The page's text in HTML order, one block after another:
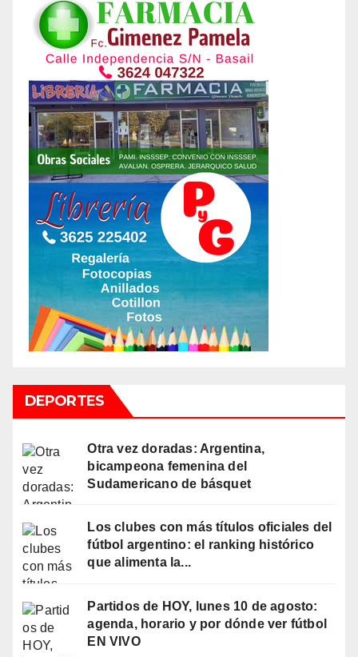
DEPORTES
Otra vez doradas: Argentina,
bicampeona femenina del
Sudamericano de básquet
Los clubes con más títulos oficiales del
fútbol argentino: el ranking histórico
que alimenta la...
Partidos de HOY, lunes 10 de agosto:
agenda, horario y por dónde ver fútbol
EN VIVO